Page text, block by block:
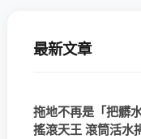
最新文章
拖地不再是「把髒
搖滾天王 滾筒活水